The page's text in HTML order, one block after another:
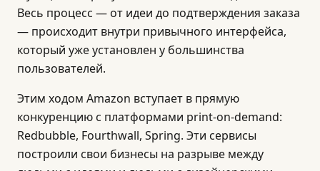
Весь процесс — от идеи до подтверждения заказа
— происходит внутри привычного интерфейса,
который уже установлен у большинства
пользователей.
Этим ходом Amazon вступает в прямую
конкуренцию с платформами print-on-demand:
Redbubble, Fourthwall, Spring. Эти сервисы
построили свои бизнесы на разрыве между